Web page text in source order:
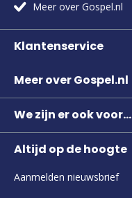
Meer over Gospel.nl
Klantenservice
Meer over Gospel.nl
We zijn er ook voor...
Altijd op de hoogte
Aanmelden nieuwsbrief